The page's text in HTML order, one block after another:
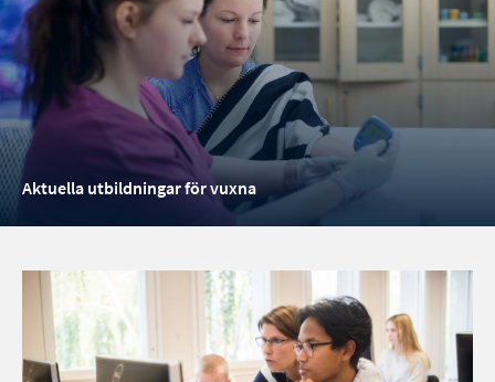
Aktuella utbildningar för vuxna